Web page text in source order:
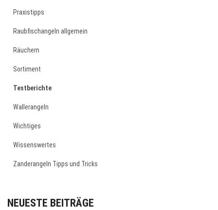
Praxistipps
Raubfischangeln allgemein
Räuchern
Sortiment
Testberichte
Wallerangeln
Wichtiges
Wissenswertes
Zanderangeln Tipps und Tricks
NEUESTE BEITRÄGE